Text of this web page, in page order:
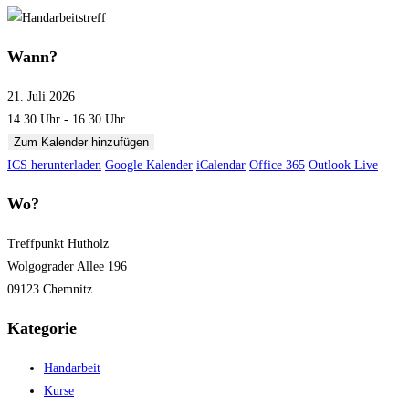
Wann?
21. Juli 2026
14.30 Uhr - 16.30 Uhr
Zum Kalender hinzufügen
ICS herunterladen Google Kalender iCalendar Office 365 Outlook Live
Wo?
Treffpunkt Hutholz
Wolgograder Allee 196
09123 Chemnitz
Kategorie
Handarbeit
Kurse